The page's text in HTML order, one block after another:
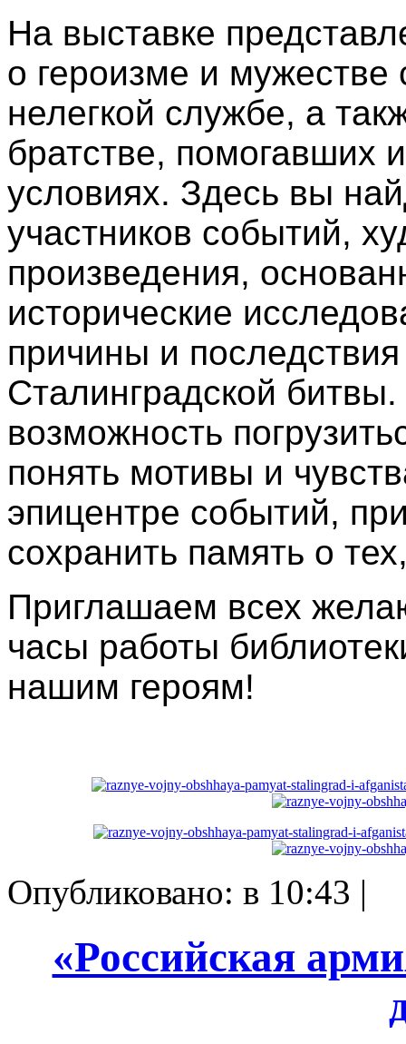
На выставке
о героизме и мужестве
нелегкой службе, а
братстве, помогавших
условиях. Здесь вы
участников событий,
произведения,
исторические
причины и
Сталинградской
возможность
понять мотивы и
эпицентре событий,
сохранить память о
Приглашаем всех
часы работы
нашим героям!
Опубликовано: в 10:43 |
«Российская